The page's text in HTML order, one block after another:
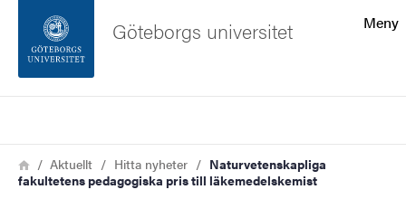
Sidfoten
Om webbplatsen
Meny
Göteborgs universitet
Länkstig
HemAktuellt Hitta nyheter
Naturvetenskapliga
fakultetens pedagogiska pris till läkemedelskemist